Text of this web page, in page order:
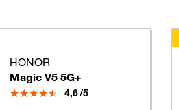
HONOR
Magic V5 5G+
Note
4,6/5